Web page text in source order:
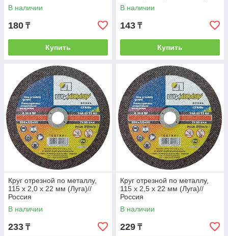
В наличии
180 ₸
Купить
В наличии
143 ₸
Купить
Круг отрезной по металлу,
115 х 2,0 х 22 мм (Луга)//
Россия
В наличии
233 ₸
Круг отрезной по металлу,
115 х 2,5 х 22 мм (Луга)//
Россия
В наличии
229 ₸